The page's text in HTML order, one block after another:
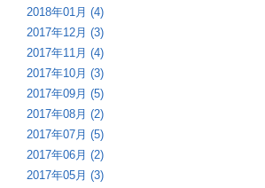
2018年01月 (4)
2017年12月 (3)
2017年11月 (4)
2017年10月 (3)
2017年09月 (5)
2017年08月 (2)
2017年07月 (5)
2017年06月 (2)
2017年05月 (3)